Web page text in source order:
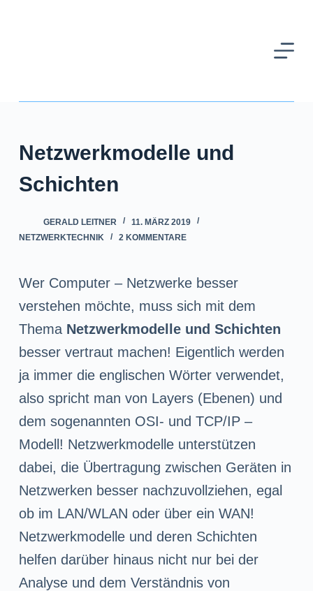
a
n
Netzwerkmodelle und
Schichten
GERALD LEITNER
11. MÄRZ 2019
NETZWERKTECHNIK
2 KOMMENTARE
Wer Computer – Netzwerke besser
verstehen möchte, muss sich mit dem
Thema Netzwerkmodelle und Schichten
besser vertraut machen! Eigentlich werden
ja immer die englischen Wörter verwendet,
also spricht man von Layers (Ebenen) und
dem sogenannten OSI- und TCP/IP –
Modell! Netzwerkmodelle unterstützen
dabei, die Übertragung zwischen Geräten in
Netzwerken besser nachzuvollziehen, egal
ob im LAN/WLAN oder über ein WAN!
Netzwerkmodelle und deren Schichten
helfen darüber hinaus nicht nur bei der
Analyse und dem Verständnis von